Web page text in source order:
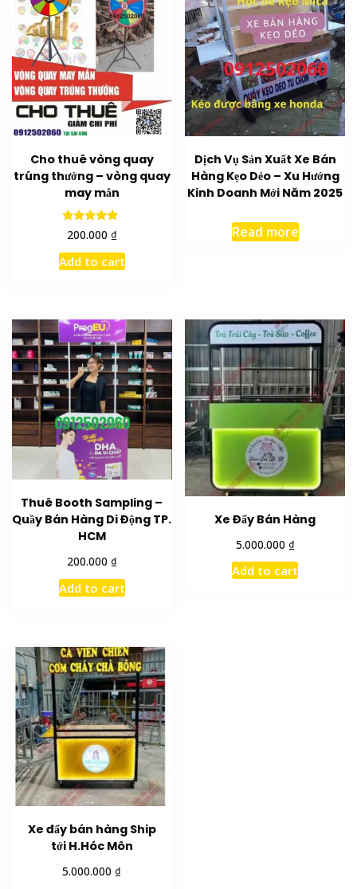
Cho thuê vòng quay
trúng thưởng – vòng quay
may mắn
Rated
5.00
out of 5
200.000 ₫
Add to cart
Dịch Vụ Sản Xuất Xe Bán
Hàng Kẹo Dẻo – Xu Hướng
Kinh Doanh Mới Năm 2025
Read more
Thuê Booth Sampling –
Quầy Bán Hàng Di Động TP.
HCM
200.000 ₫
Add to cart
Xe Đẩy Bán Hàng
5.000.000 ₫
Add to cart
Xe đẩy bán hàng Ship
tới H.Hóc Môn
5.000.000 ₫